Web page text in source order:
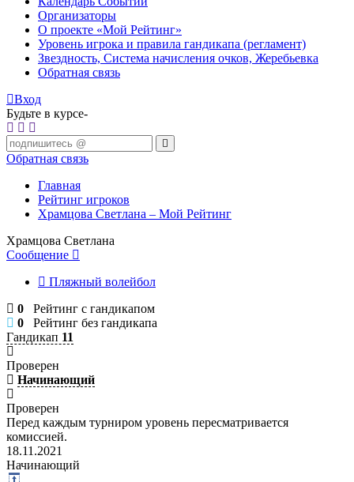
Организаторы
О проекте «Мой Рейтинг»
Уровень игрока и правила гандикапа (регламент)
Звездность, Система начисления очков, Жеребьевка
Обратная связь
Вход
Будьте в курсе-
Обратная связь
Главная
Рейтинг игроков
Храмцова Светлана – Мой Рейтинг
Храмцова Светлана
Сообщение
Пляжный волейбол
0 Рейтинг с гандикапом
0 Рейтинг без гандикапа
Гандикап 11
Проверен
Начинающий
Проверен
Перед каждым турниром уровень пересматривается
комиссией.
18.11.2021
Начинающий